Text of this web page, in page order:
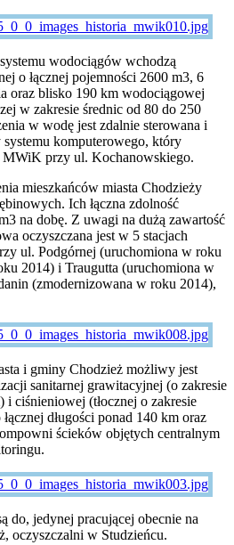
wodociągów wchodzą
o łącznej pojemności 2600 m3, 6
oraz blisko 190 km wodociągowej
w zakresie średnic od 80 do 250
w wodę jest zdalnie sterowana i
komputerowego, który
przy ul. Kochanowskiego.
mieszkańców miasta Chodzieży
Ich łączna zdolność
na dobę. Z uwagi na dużą zawartość
oczyszczana jest w 5 stacjach
ul. Podgórnej (uruchomiona w roku
2014) i Traugutta (uruchomiona w
(zmodernizowana w roku 2014),
i gminy Chodzież możliwy jest
sanitarnej grawitacyjnej (o zakresie
i ciśnieniowej (tłocznej o zakresie
długości ponad 140 km oraz
ścieków objętych centralnym
do, jedynej pracującej obecnie na
oczyszczalni w Studzieńcu.